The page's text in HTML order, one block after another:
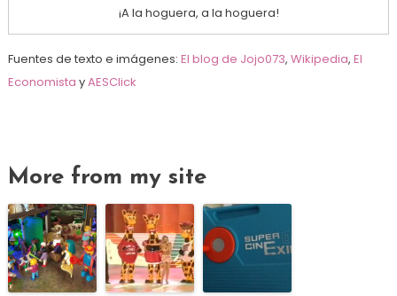
¡A la hoguera, a la hoguera!
Fuentes de texto e imágenes: El blog de Jojo073, Wikipedia, El
Economista yAESClick
More from my site